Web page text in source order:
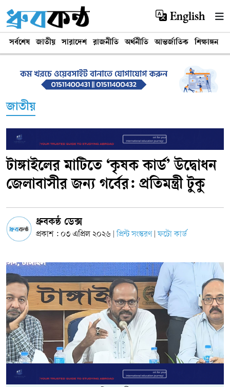
English
সর্বশেষ জাতীয় সারাদেশ রাজনীতি অর্থনীতি আন্তর্জাতিক শিক্ষাঙ্গন
জাতীয়
টাঙ্গাইলের মাটিতে ‘কৃষক কার্ড’ উদ্বোধন
জেলাবাসীর জন্য গর্বের: প্রতিমন্ত্রী টুকু
ধ্রুবকন্ঠ ডেক্স
প্রকাশ : ০৩ এপ্রিল ২০২৬ প্রিন্ট সংস্করণ ফটো কার্ড